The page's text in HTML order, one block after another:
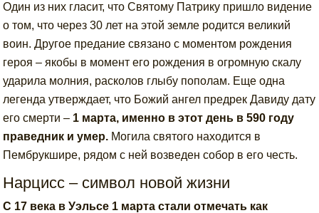
Один из них гласит, что Святому Патрику пришло видение
о том, что через 30 лет на этой земле родится великий
воин. Другое предание связано с моментом рождения
героя – якобы в момент его рождения в огромную скалу
ударила молния, расколов глыбу пополам. Еще одна
легенда утверждает, что Божий ангел предрек Давиду дату
его смерти – 1 марта, именно в этот день в 590 году
праведник и умер. Могила святого находится в
Пембрукшире, рядом с ней возведен собор в его честь.
Нарцисс – символ новой жизни
С 17 века в Уэльсе 1 марта стали отмечать как